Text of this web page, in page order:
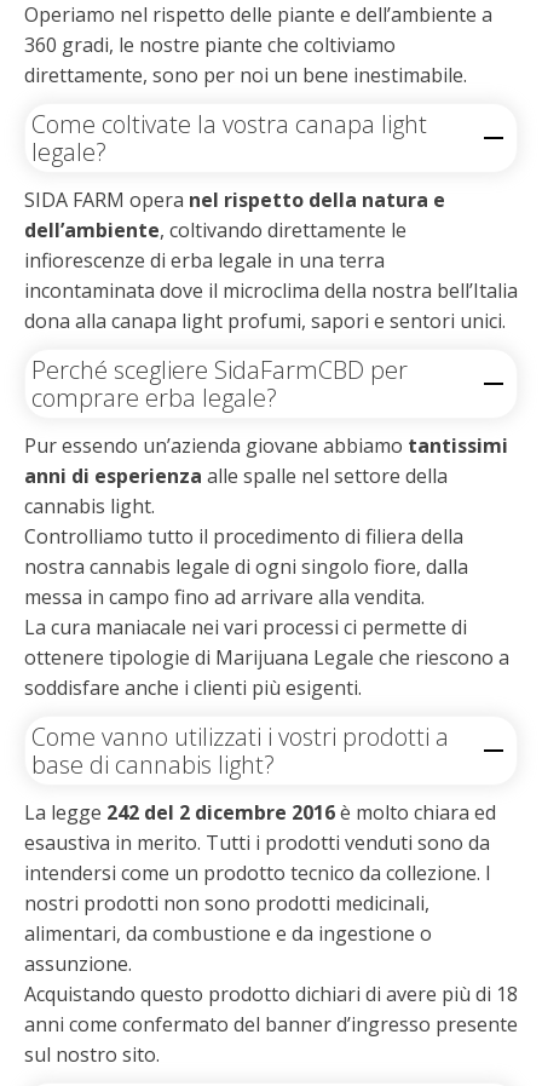
Operiamo nel rispetto delle piante e dell’ambiente a
360 gradi, le nostre piante che coltiviamo
direttamente, sono per noi un bene inestimabile.
Come coltivate la vostra canapa light
legale?
SIDA FARM opera nel rispetto della natura e
dell’ambiente, coltivando direttamente le
infiorescenze di erba legale in una terra
incontaminata dove il microclima della nostra bell’Italia
dona alla canapa light profumi, sapori e sentori unici.
Perché scegliere SidaFarmCBD per
comprare erba legale?
Pur essendo un’azienda giovane abbiamo tantissimi
anni di esperienza alle spalle nel settore della
cannabis light.
Controlliamo tutto il procedimento di filiera della
nostra cannabis legale di ogni singolo fiore, dalla
messa in campo fino ad arrivare alla vendita.
La cura maniacale nei vari processi ci permette di
ottenere tipologie di Marijuana Legale che riescono a
soddisfare anche i clienti più esigenti.
Come vanno utilizzati i vostri prodotti a
base di cannabis light?
La legge 242 del 2 dicembre 2016è molto chiara ed
esaustiva in merito. Tutti i prodotti venduti sono da
intendersi come un prodotto tecnico da collezione. I
nostri prodotti non sono prodotti medicinali,
alimentari, da combustione e da ingestione o
assunzione.
Acquistando questo prodotto dichiari di avere più di 18
anni come confermato del banner d’ingresso presente
sul nostro sito.